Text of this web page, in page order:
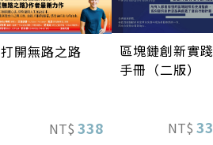
打開無路之路
NT$ 338
區塊鏈創新實踐
手冊（二版）
NT$